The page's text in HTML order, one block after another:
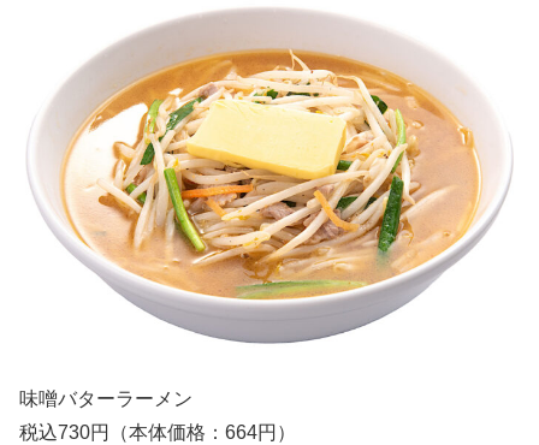
味噌バターラーメン
税込730円（本体価格：664円）